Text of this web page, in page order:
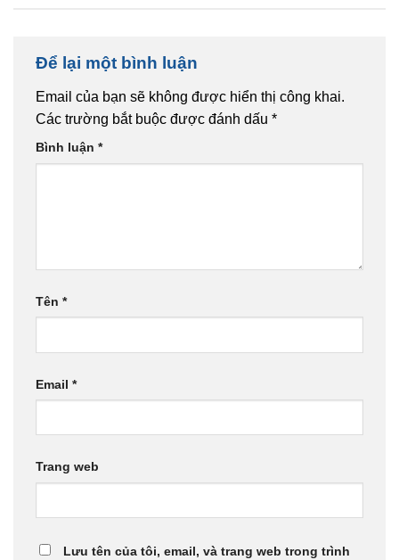
Để lại một bình luận
Email của bạn sẽ không được hiển thị công khai.
Các trường bắt buộc được đánh dấu *
Bình luận *
Tên *
Email *
Trang web
Lưu tên của tôi, email, và trang web trong trình